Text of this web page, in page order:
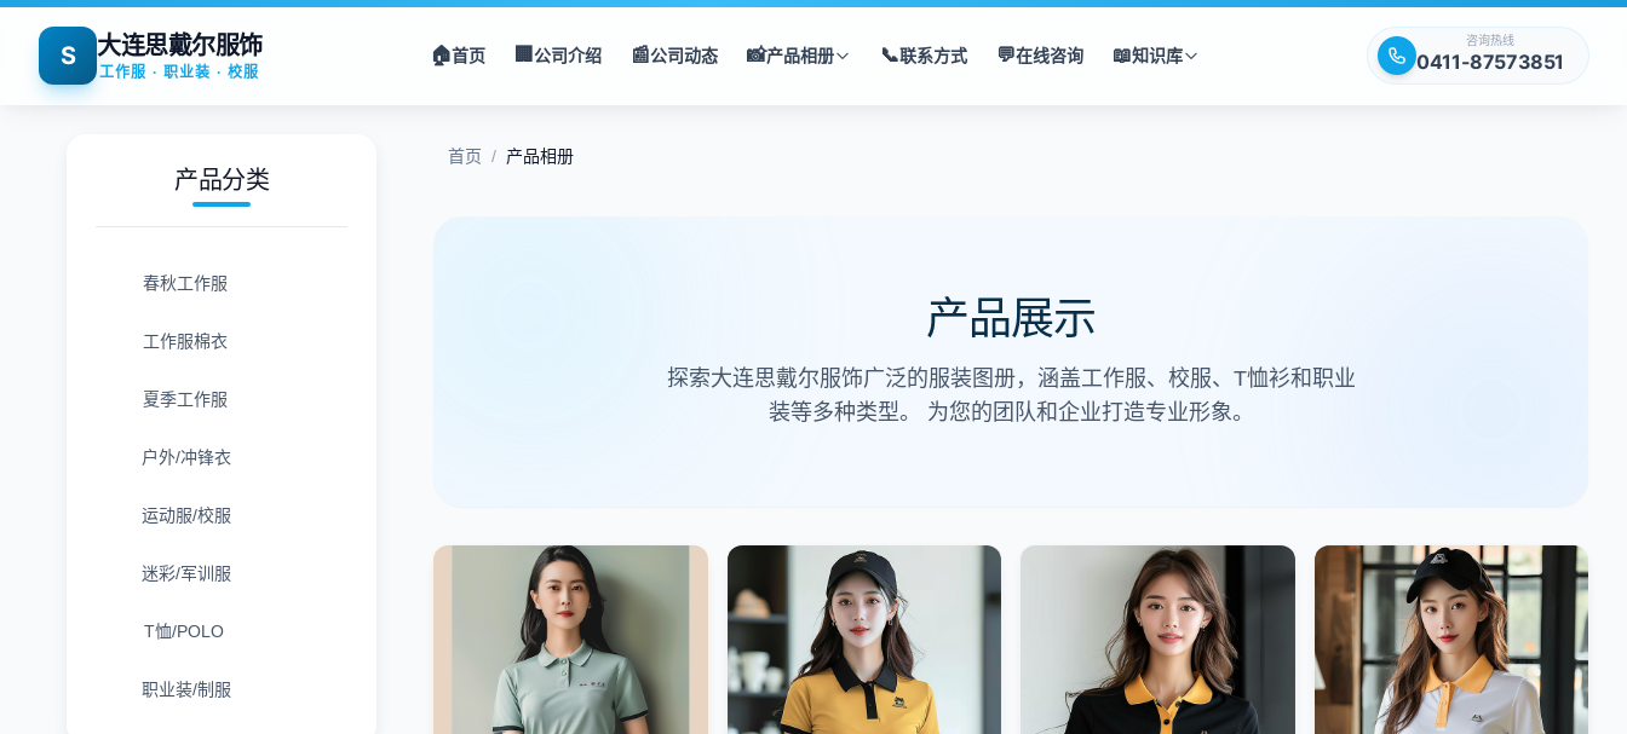
S 大连思戴尔服饰
工作服 · 职业装 · 校服
🏠首页 🏢公司介绍 📰公司动态 📸产品相册 📞联系方式 💬在线咨询 📖知识库
咨询热线
0411-87573851
产品分类
春秋工作服
工作服棉衣
夏季工作服
户外/冲锋衣
运动服/校服
迷彩/军训服
T恤/POLO
职业装/制服
首页 / 产品相册
产品展示
探索大连思戴尔服饰广泛的服装图册，涵盖工作服、校服、T恤衫和职业
装等多种类型。
为您的团队和企业打造专业形象。